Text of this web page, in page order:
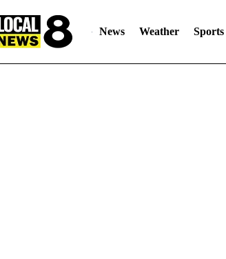
News Weather Sports